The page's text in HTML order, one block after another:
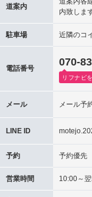
道案内
内致しま
駐車場 近隣のコ
電話番号
070-
リフナビ
メール メール予
LINE ID
予約 予約優先
営業時間 10:00～